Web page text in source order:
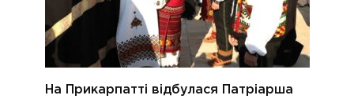
На Прикарпатті відбулася Патріарша